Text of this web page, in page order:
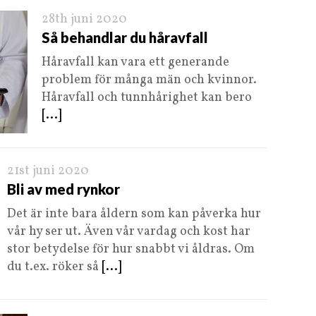
28th juni 2020
Så behandlar du håravfall
Håravfall kan vara ett generande
problem för många män och kvinnor.
Håravfall och tunnhårighet kan bero
[...]
21st juni 2020
Bli av med rynkor
Det är inte bara åldern som kan påverka hur
vår hy ser ut. Även vår vardag och kost har
stor betydelse för hur snabbt vi åldras. Om
du t.ex. röker så [...]